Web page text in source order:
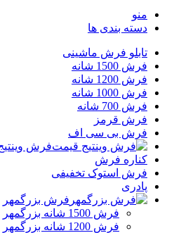
منو
دسته بندی ها
تابلو فرش ماشینی
فرش 1500 شانه
فرش 1200 شانه
فرش 1000 شانه
فرش 700 شانه
فرش قرمز
فرش بی سی اف
فرش
کناره فرش
فرش استوک تخفیفی
پادری
فرش بزرگمهر
فرش 1500 شانه بزرگمهر
فرش 1200 شانه بزرگمهر